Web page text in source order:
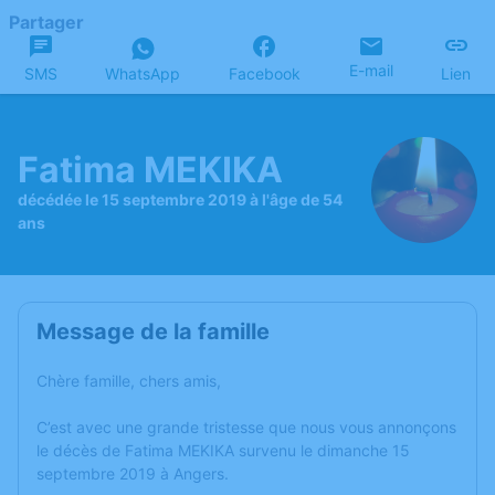
Partager
SMS WhatsApp Facebook E-mail Lien
Fatima MEKIKA
décédée le 15 septembre 2019 à l'âge de 54
ans
Message de la famille
Chère famille, chers amis,
C’est avec une grande tristesse que nous vous annonçons
le décès de Fatima MEKIKA survenu le dimanche 15
septembre 2019 à Angers.